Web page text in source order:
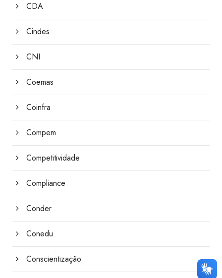
CDA
Cindes
CNI
Coemas
Coinfra
Compem
Competitividade
Compliance
Conder
Conedu
Conscientização